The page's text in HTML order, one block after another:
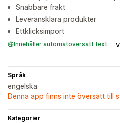
Snabbare frakt
Leveransklara produkter
Ettklicksimport
Innehåller automatöversatt text
Språk
engelska
Denna app finns inte översatt till
Kategorier